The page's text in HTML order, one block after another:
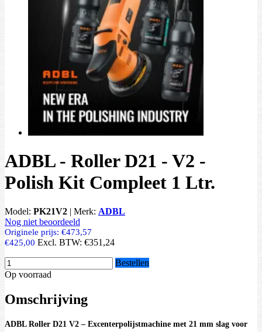
ADBL - Roller D21 - V2 -
Polish Kit Compleet 1 Ltr.
Model: PK21V2 | Merk: ADBL
Nog niet beoordeeld
Originele prijs: €473,57
€425,00 Excl. BTW: €351,24
Bestellen
Op voorraad
Omschrijving
ADBL Roller D21 V2 – Excenterpolijstmachine met 21 mm slag voor